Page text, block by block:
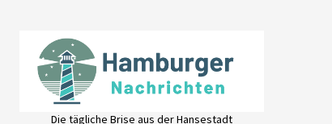
Die tägliche Brise aus der Hansestadt